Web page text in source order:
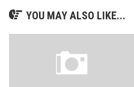
YOU MAY ALSO LIKE...